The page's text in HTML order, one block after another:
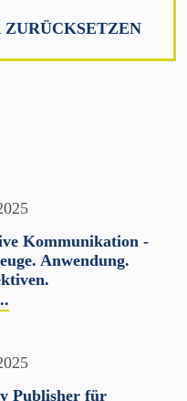
ZURÜCKSETZEN
Kommunikation -
Anwendung.
Publisher für